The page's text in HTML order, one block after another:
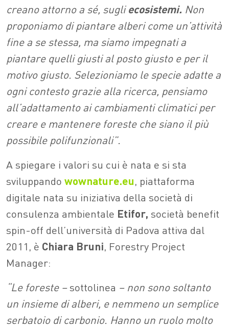
creano attorno a sé, sugliecosistemi. Non
proponiamo di piantare alberi come un’attività
fine a se stessa, ma siamo impegnati a
piantare quelli giusti al posto giusto e per il
motivo giusto. Selezioniamo le specie adatte a
ogni contesto grazie alla ricerca, pensiamo
all’adattamento ai cambiamenti climatici per
creare e mantenere foreste che siano il più
possibile polifunzionali”.
A spiegare i valori su cui è nata e si sta
sviluppando wownature.eu, piattaforma
digitale nata su iniziativa della società di
consulenza ambientale Etifor, società benefit
spin-off dell’università di Padova attiva dal
2011, è Chiara Bruni, Forestry Project
Manager:
“Le foreste –sottolinea – non sono soltanto
un insieme di alberi, e nemmeno un semplice
serbatoio di carbonio. Hanno un ruolo molto